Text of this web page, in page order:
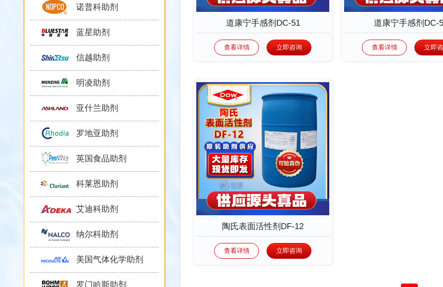
诺普科助剂
蓝星助剂
信越助剂
明凌助剂
亚什兰助剂
罗地亚助剂
英国食品助剂
科莱恩助剂
艾迪科助剂
纳尔科助剂
美国气体化学助剂
罗门哈斯助剂
道康宁手感剂DC-51
查看详情 立即咨询
道康宁手感剂DC-
查看详情 立即
陶氏表面活性剂DF-12
查看详情 立即咨询